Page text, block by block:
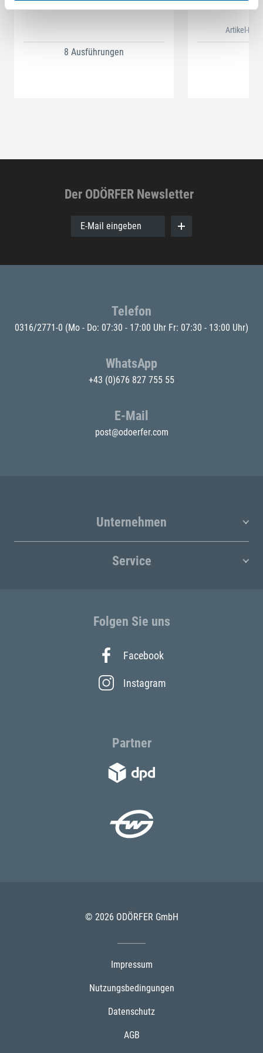
SELFCLEAN Filtersack SC FIS-CT
8 Ausführungen
Bit-
Artikel-Nr.
Der ODÖRFER Newsletter
E-Mail eingeben
Telefon
0316/2771-0 (Mo - Do: 07:30 - 17:00 Uhr Fr: 07:30 - 13:00 Uhr)
WhatsApp
+43 (0)676 827 755 55
E-Mail
post@odoerfer.com
Unternehmen
Service
Folgen Sie uns
Facebook
Instagram
Partner
© 2026 ODÖRFER GmbH
Impressum
Nutzungsbedingungen
Datenschutz
AGB